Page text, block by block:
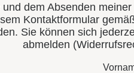
dem Absenden
Kontaktformular
Sie können sich
abmelden